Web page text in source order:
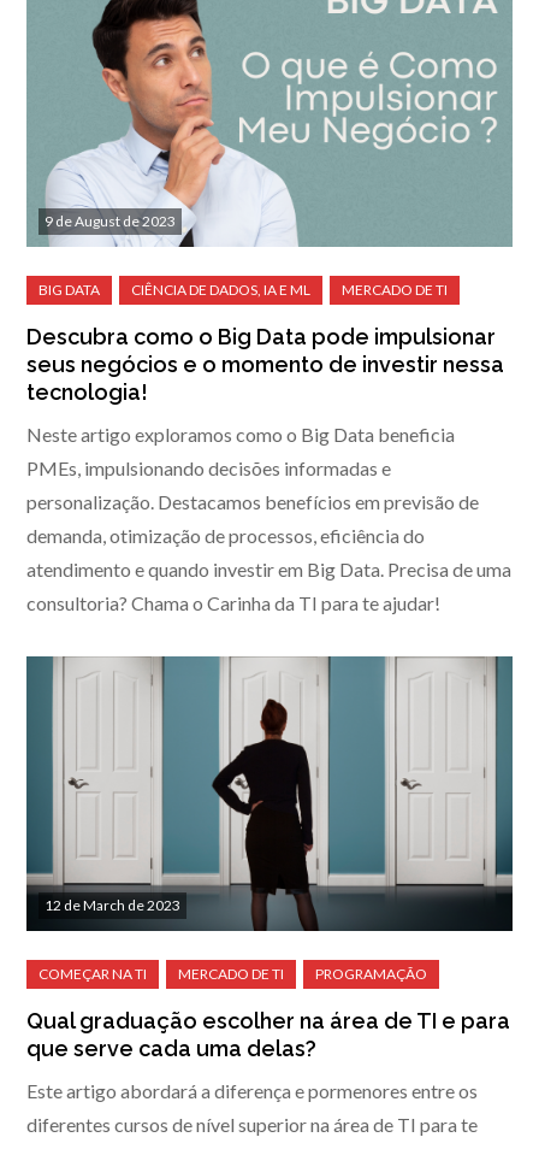
9 de August de 2023
Descubra como o Big Data pode impulsionar
seus negócios e o momento de investir nessa
tecnologia!
Neste artigo exploramos como o Big Data beneficia
PMEs, impulsionando decisões informadas e
personalização. Destacamos benefícios em previsão de
demanda, otimização de processos, eficiência do
atendimento e quando investir em Big Data. Precisa de uma
consultoria? Chama o Carinha da TI para te ajudar!
12 de March de 2023
Qual graduação escolher na área de TI e para
que serve cada uma delas?
Este artigo abordará a diferença e pormenores entre os
diferentes cursos de nível superior na área de TI para te